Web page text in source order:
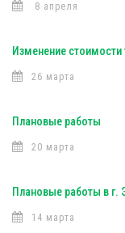
8 апреля
Изменение
26 марта
Плановые работы
20 марта
Плановые работы в г.
14 марта